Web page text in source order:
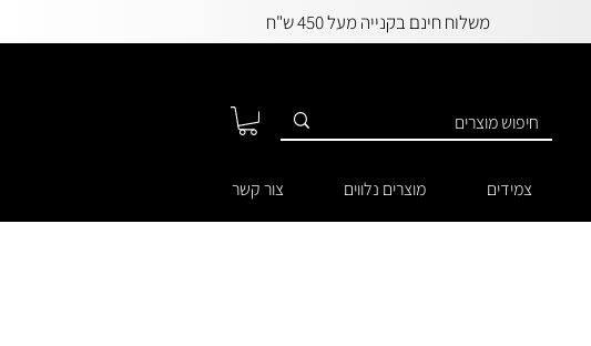
משלוח חינם בקנייה מעל 450 ש"ח
צמידים מוצרים נלווים צור קשר